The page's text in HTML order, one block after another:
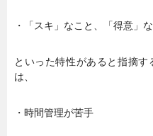
・「スキ」なこと、「得意」
といった特性があると指摘
は、
・時間管理が苦手